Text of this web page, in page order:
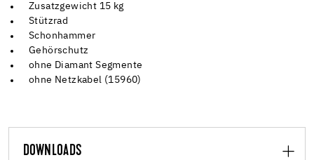
Zusatzgewicht 15 kg
Stützrad
Schonhammer
Gehörschutz
ohne Diamant Segmente
ohne Netzkabel (15960)
DOWNLOADS